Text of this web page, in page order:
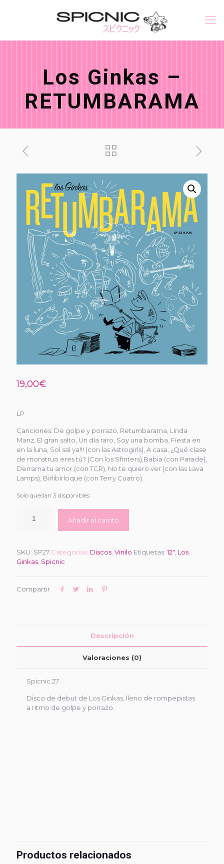
Los Ginkas –
RETUMBARAMA
19,00€
LP
Canciones: De golpe y porrazo, Retumbarama, Linda
Manz, El gran salto, Un día raro, Soy una bomba, Fiesta en
en la luna, Sol sal ya!!! (con las Astrogirls), A casa, ¿Qué clase
de monstruo eres tú? (Con los Sfinters),Babia (con Parade),
Derrama tu amor (con TCR), No te quiero ver (con las Lava
Lamps), Birlibirloque (con Terry Cuatro).
Solo quedan 3 disponibles
Añadir al carrito
SKU: SP27 Categorías: Discos Vinilo Etiquetas:12" Los
Ginkas Spicnic
Compartir
Descripción
Valoraciones (0)
Spicnic 27
Disco de debut de Los Ginkas, lleno de rompepistas
a ritmo de golpe y porrazo.
Productos relacionados